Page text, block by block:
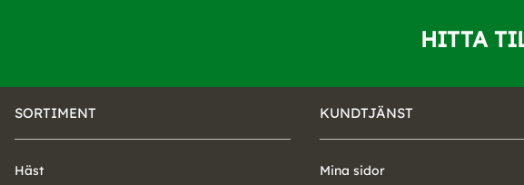
HITTA
SORTIMENT
Häst
KUNDTJÄNST
Mina sidor